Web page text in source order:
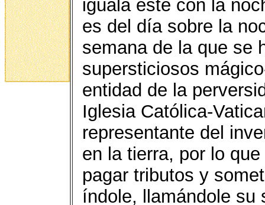
iguala éste con la
es del día sobre la
semana de la que se
supersticiosos
entidad de la
Iglesia Católica-
representante del
en la tierra, por lo
pagar tributos y
índole, llamándole su